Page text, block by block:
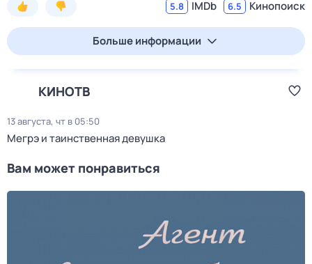
5.8 IMDb 6.5 Кинопоиск
Больше информации
КИНОТВ
13 августа, чт в 05:50
Мегрэ и таинственная девушка
Вам может понравиться